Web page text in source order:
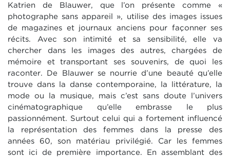
Katrien de Blauwer, que l’on présente comme «
photographe sans appareil », utilise des images issues
de magazines et journaux anciens pour façonner ses
récits. Avec son intimité et sa sensibilité, elle va
chercher dans les images des autres, chargées de
mémoire et transportant ses souvenirs, de quoi les
raconter. De Blauwer se nourrie d’une beauté qu’elle
trouve dans la danse contemporaine, la littérature, la
mode ou la musique, mais c’est sans doute l’univers
cinématographique qu’elle embrasse le plus
passionnément. Surtout celui qui a fortement influencé
la représentation des femmes dans la presse des
années 60, son matériau privilégié. Car les femmes
sont ici de première importance. En assemblant des